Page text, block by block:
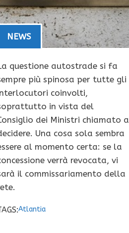
NEWS
questione autostrade si fa
più spinosa per tutte gli
coinvolti,
in vista del
dei Ministri chiamato a
Una cosa sola sembra
al momento certa: se la
verrà revocata, vi
il commissariamento della
Atlantia